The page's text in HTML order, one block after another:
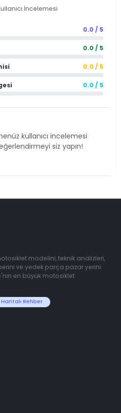
İncelemesi
0.0 / 5
0.0 / 5
0.0 / 5
0.0 / 5
kullanıcı incelemesi
siz yapın!
modelini, teknik analizleri,
ve yedek parça pazar yerini
en büyük motosiklet
Haritalı Rehber